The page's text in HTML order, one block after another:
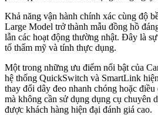
Khả năng vận hành chính xác cùng độ
Large Model trở thành mẫu đồng hồ
lẫn các hoạt động thường nhật. Đây là
tố thẩm mỹ và tính thực dụng.
Một trong những ưu điểm nổi bật của
hệ thống QuickSwitch và SmartLink
thay đổi dây đeo nhanh chóng hoặc
mà không cần sử dụng dụng cụ chuyên
được khách hàng hiện đại đánh giá cao.